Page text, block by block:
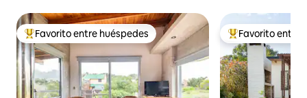
Favorito entre huéspedes preferido
Favorito entre huéspedes Favorito entre
Favorito entre